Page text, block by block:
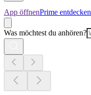
App öffnenPrime entdecken
Was möchtest du anhören?